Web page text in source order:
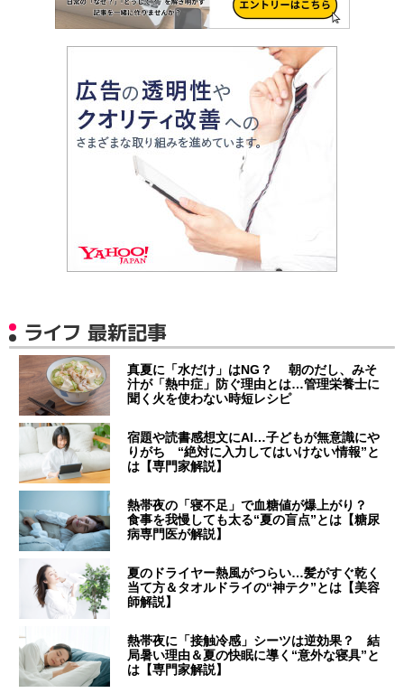
ライフ 最新記事
真夏に「水だけ」はNG？ 朝のだし、みそ
汁が「熱中症」防ぐ理由とは…管理栄養士に
聞く火を使わない時短レシピ
宿題や読書感想文にAI…子どもが無意識にや
りがち “絶対に入力してはいけない情報”と
は【専門家解説】
熱帯夜の「寝不足」で血糖値が爆上がり？
食事を我慢しても太る“夏の盲点”とは【糖尿
病専門医が解説】
夏のドライヤー熱風がつらい…髪がすぐ乾く
当て方＆タオルドライの“神テク”とは【美容
師解説】
熱帯夜に「接触冷感」シーツは逆効果？ 結
局暑い理由＆夏の快眠に導く“意外な寝具”と
は【専門家解説】